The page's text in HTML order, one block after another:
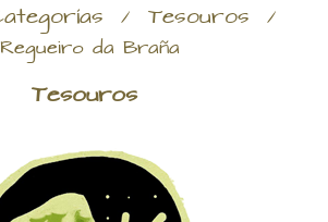
/ Tesouros /
da Braña
Tesouros